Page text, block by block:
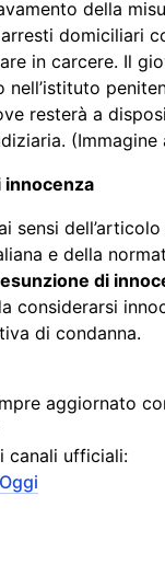
della
domiciliari
in carcere. Il
nell’istituto
resterà a
(Immagine
innocenza
sensi
e della
di
considerarsi
di condanna.
aggiornato
canali ufficiali: